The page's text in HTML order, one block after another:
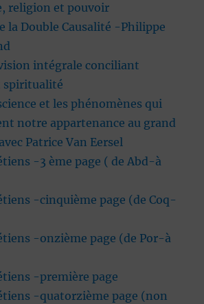
religion et pouvoir
la Double Causalité -Philippe
intégrale conciliant
spiritualité
et les phénomènes qui
notre appartenance au grand
Patrice Van Eersel
-3 ème page ( de Abd-à
-cinquième page (de Coq-
-onzième page (de Por-à
-première page
-quatorzième page (non